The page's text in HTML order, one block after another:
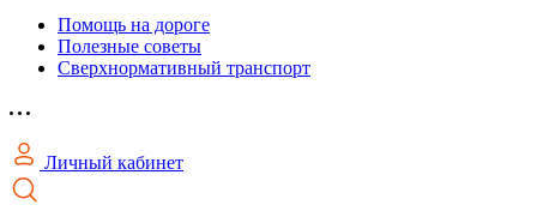
Помощь на дороге
Полезные советы
Сверхнормативный транспорт
Личный кабинет